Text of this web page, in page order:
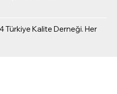
Türkiye Kalite Derneği. Her